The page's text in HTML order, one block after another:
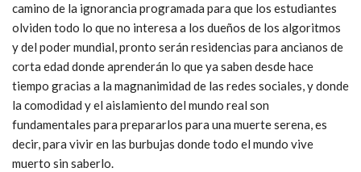
camino de la ignorancia programada para que los estudiantes
olviden todo lo que no interesa a los dueños de los algoritmos
y del poder mundial, pronto serán residencias para ancianos de
corta edad donde aprenderán lo que ya saben desde hace
tiempo gracias a la magnanimidad de las redes sociales, y donde
la comodidad y el aislamiento del mundo real son
fundamentales para prepararlos para una muerte serena, es
decir, para vivir en las burbujas donde todo el mundo vive
muerto sin saberlo.